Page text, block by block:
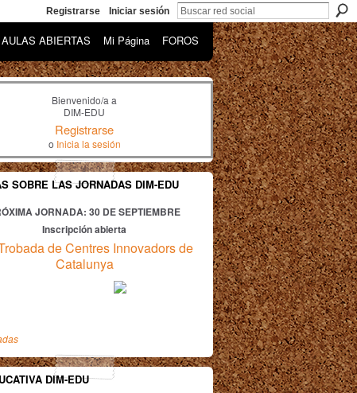
Registrarse Iniciar sesión
AULAS ABIERTAS Mi Página FOROS
Bienvenido/a a
DIM-EDU
Registrarse
o Inicia la sesión
SOBRE LAS JORNADAS DIM-EDU
JORNADA: 30 DE SEPTIEMBRE
Inscripción abierta
de Centres Innovadors de
Catalunya
DIM-EDU